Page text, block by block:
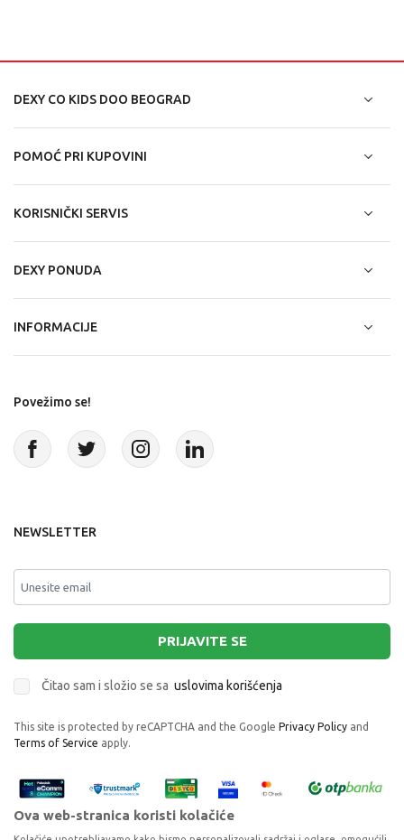
DEXY CO KIDS DOO BEOGRAD
POMOĆ PRI KUPOVINI
KORISNIČKI SERVIS
DEXY PONUDA
INFORMACIJE
Povežimo se!
NEWSLETTER
PRIJAVITE SE
Čitao sam i složio se sa uslovima korišćenja
This site is protected by reCAPTCHA and the Google Privacy Policy and
Terms of Service apply.
Ova web-stranica koristi kolačiće